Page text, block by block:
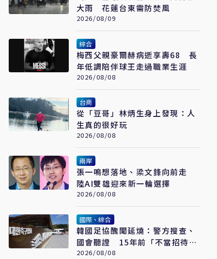
大雨 花蓮台東需防焚風
2026/08/09
綜合
梅西父親豪爾赫病逝享壽68 長
年低調陪伴球王走過職業生涯
2026/08/08
台商
從「豆哥」林炳生身上發現：人
生真的很好玩
2026/08/08
兩岸
張一鳴想落地、梁文鋒向前走
陸AI雙雄迎來新一輪選擇
2026/08/08
國際、綜合
韓國足協醜聞延燒：警方搜查、
國會聽證 15年前「不當招待」
疑雲重見天日
2026/08/08